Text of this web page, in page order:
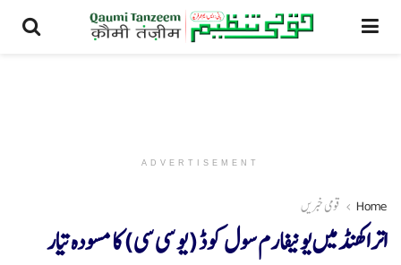
ADVERTISEMENT
Home قومی خبریں
اتراکھنڈ میں یونیفارم سول کوڈ (یو سی سی) کا مسودہ تیار